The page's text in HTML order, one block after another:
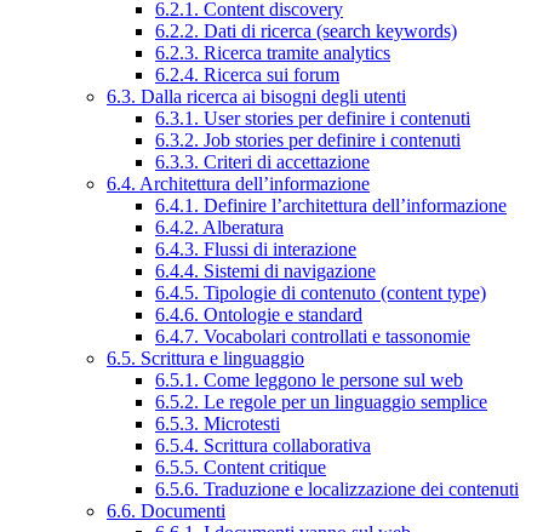
6.2.1. Content discovery
6.2.2. Dati di ricerca (search keywords)
6.2.3. Ricerca tramite analytics
6.2.4. Ricerca sui forum
6.3. Dalla ricerca ai bisogni degli utenti
6.3.1. User stories per definire i contenuti
6.3.2. Job stories per definire i contenuti
6.3.3. Criteri di accettazione
6.4. Architettura dell’informazione
6.4.1. Definire l’architettura dell’informazione
6.4.2. Alberatura
6.4.3. Flussi di interazione
6.4.4. Sistemi di navigazione
6.4.5. Tipologie di contenuto (content type)
6.4.6. Ontologie e standard
6.4.7. Vocabolari controllati e tassonomie
6.5. Scrittura e linguaggio
6.5.1. Come leggono le persone sul web
6.5.2. Le regole per un linguaggio semplice
6.5.3. Microtesti
6.5.4. Scrittura collaborativa
6.5.5. Content critique
6.5.6. Traduzione e localizzazione dei contenuti
6.6. Documenti